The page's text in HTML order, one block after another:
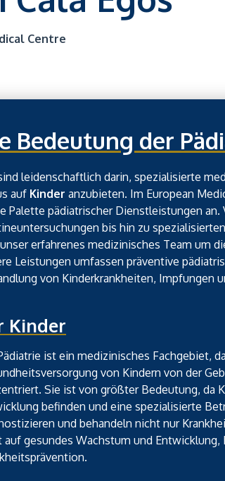
Centre
Bedeutung der
leidenschaftlich darin, spezialisierte
auf Kinder anzubieten. Im European
Palette pädiatrischer Dienstleistungen an.
bis hin zu
erfahrenes medizinisches Team um
Leistungen umfassen präventive
von Kinderkrankheiten, Impfungen
Kinder
ist ein medizinisches Fachgebiet,
von Kindern von der
Sie ist von größter Bedeutung, da
befinden und eine spezialisierte
und behandeln nicht nur
auf gesundes Wachstum und Entwicklung,